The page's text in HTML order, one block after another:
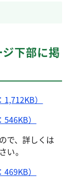
下部に掲
）
）
で、詳しくは
い。
）